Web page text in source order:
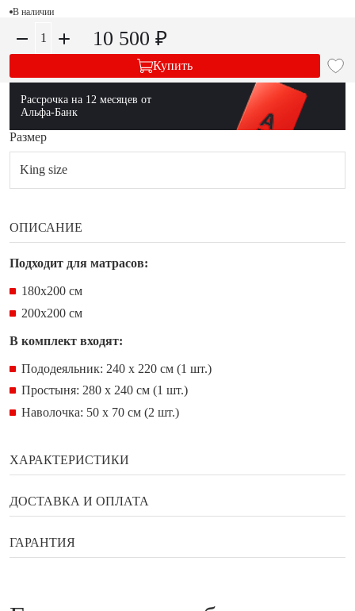
В наличии
10 500 ₽
Купить
Рассрочка на 12 месяцев от
Альфа-Банк
Размер
King size
ОПИСАНИЕ
Подходит для матрасов:
180x200 см
200x200 см
В комплект входят:
Пододеяльник: 240 х 220 см (1 шт.)
Простыня: 280 х 240 см (1 шт.)
Наволочка: 50 х 70 см (2 шт.)
ХАРАКТЕРИСТИКИ
Бренд
ДОСТАВКА И ОПЛАТА
Способы оплаты
ГАРАНТИЯ